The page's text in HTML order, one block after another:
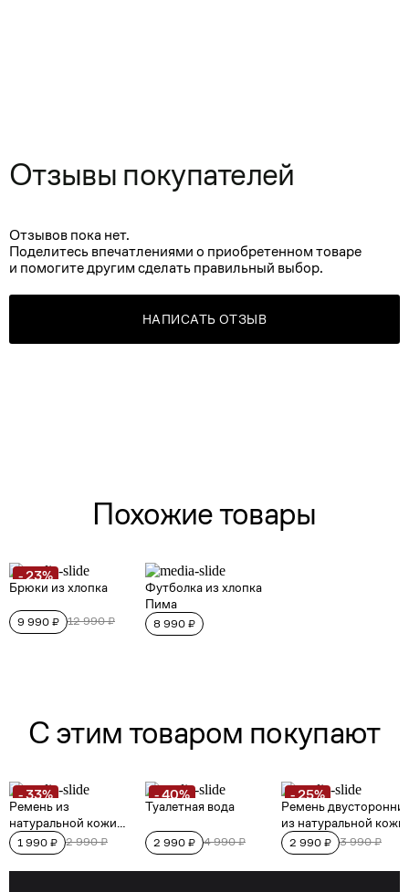
Отзывы покупателей
Отзывов пока нет.
Поделитесь впечатлениями о приобретенном товаре
и помогите другим сделать правильный выбор.
НАПИСАТЬ ОТЗЫВ